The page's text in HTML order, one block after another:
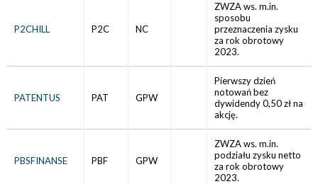
P2CHILL P2C NC
ZWZA ws. m.in.
sposobu
przeznaczenia zysku
za rok obrotowy
2023.
PATENTUS PAT GPW
Pierwszy dzień
notowań bez
dywidendy 0,50 zł na
akcję.
PBSFINANSE PBF GPW
ZWZA ws. m.in.
podziału zysku netto
za rok obrotowy
2023.